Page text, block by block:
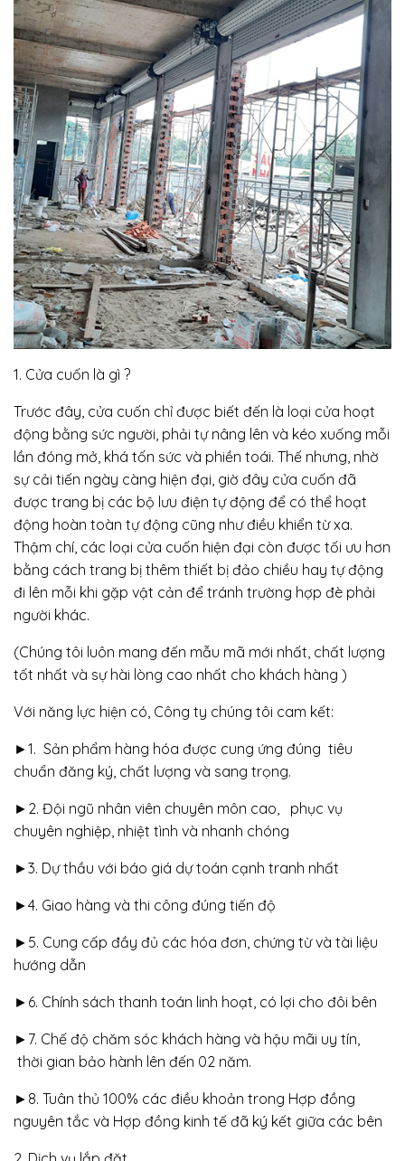
1. Cửa cuốn là gì ?
Trước đây, cửa cuốn chỉ được biết đến là loại cửa hoạt
động bằng sức người, phải tự nâng lên và kéo xuống mỗi
lần đóng mở, khá tốn sức và phiền toái. Thế nhưng, nhờ
sự cải tiến ngày càng hiện đại, giờ đây cửa cuốn đã
được trang bị các bộ lưu điện tự động để có thể hoạt
động hoàn toàn tự động cũng như điều khiển từ xa.
Thậm chí, các loại cửa cuốn hiện đại còn được tối ưu hơn
bằng cách trang bị thêm thiết bị đảo chiều hay tự động
đi lên mỗi khi gặp vật cản để tránh trường hợp đè phải
người khác.
(Chúng tôi luôn mang đến mẫu mã mới nhất, chất lượng
tốt nhất và sự hài lòng cao nhất cho khách hàng )
Với năng lực hiện có, Công ty chúng tôi cam kết:
►1. Sản phẩm hàng hóa được cung ứng đúng tiêu
chuẩn đăng ký, chất lượng và sang trọng.
►2. Đội ngũ nhân viên chuyên môn cao, phục vụ
chuyên nghiệp, nhiệt tình và nhanh chóng
►3. Dự thầu với báo giá dự toán cạnh tranh nhất
►4. Giao hàng và thi công đúng tiến độ
►5. Cung cấp đầy đủ các hóa đơn, chứng từ và tài liệu
hướng dẫn
►6. Chính sách thanh toán linh hoạt, có lợi cho đôi bên
►7. Chế độ chăm sóc khách hàng và hậu mãi uy tín,
thời gian bảo hành lên đến 02 năm.
►8. Tuân thủ 100% các điều khoản trong Hợp đồng
nguyên tắc và Hợp đồng kinh tế đã ký kết giữa các bên